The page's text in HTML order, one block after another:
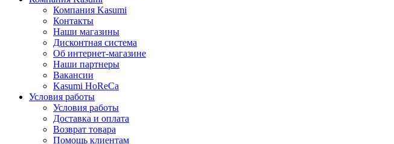
Компания Kasumi
Контакты
Наши магазины
Дисконтная система
Об интернет-магазине
Наши партнеры
Вакансии
Kasumi HoReCa
Условия работы
Условия работы
Доставка и оплата
Возврат товара
Помощь клиентам